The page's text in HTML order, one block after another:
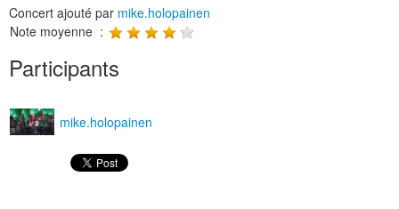
Concert ajouté par mike.holopainen
Note moyenne :
Participants
mike.holopainen